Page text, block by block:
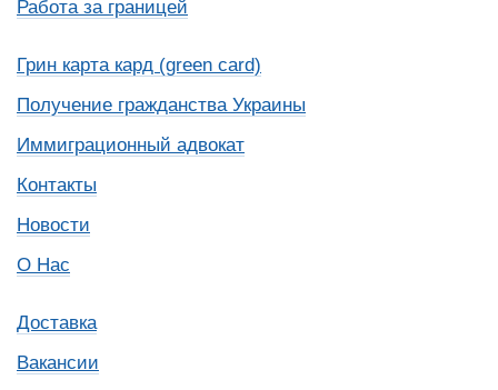
Работа за границей
Грин карта кард (green card)
Получение гражданства Украины
Иммиграционный адвокат
Контакты
Новости
О Нас
Доставка
Вакансии